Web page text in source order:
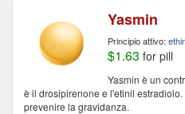
Yasmin
Principio attivo:
$1.63 for pill
Yasmin è un
è il drosipirenone e l'etinil
prevenire la gravidanza.